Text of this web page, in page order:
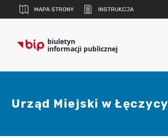
MAPA STRONY INSTRUKCJA
biuletyn
informacji publicznej
Urząd Miejski w Łęczycy